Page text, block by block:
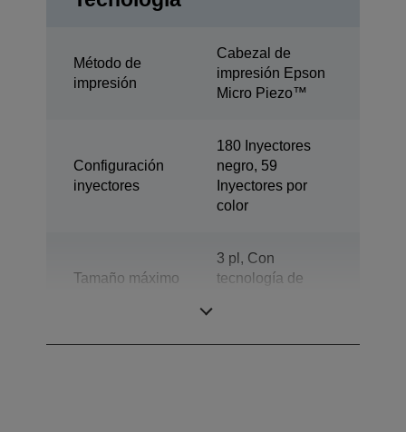
Método de
impresión
Cabezal de
impresión Epson
Micro Piezo™
Configuración
inyectores
180 Inyectores
negro, 59
Inyectores por
color
Tamaño máximo
3 pl, Con
tecnología de